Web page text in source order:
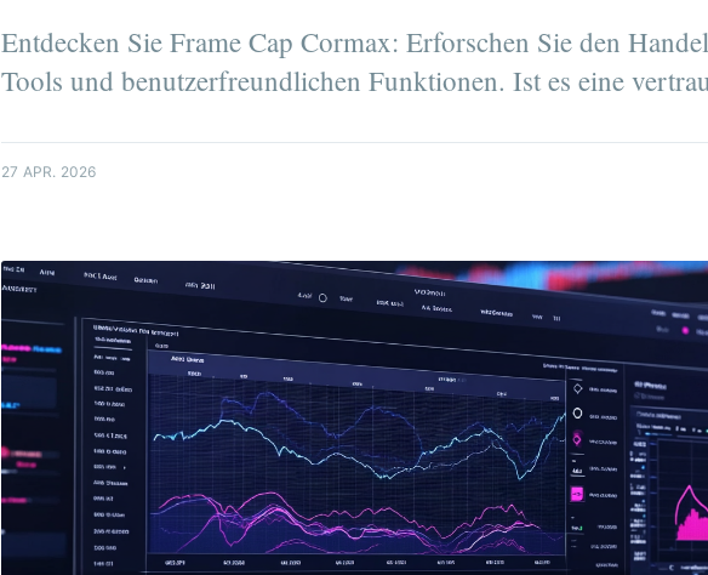
Entdecken Sie Frame Cap Cormax: Erforschen Sie den
Tools und benutzerfreundlichen Funktionen. Ist es eine
27 APR. 2026